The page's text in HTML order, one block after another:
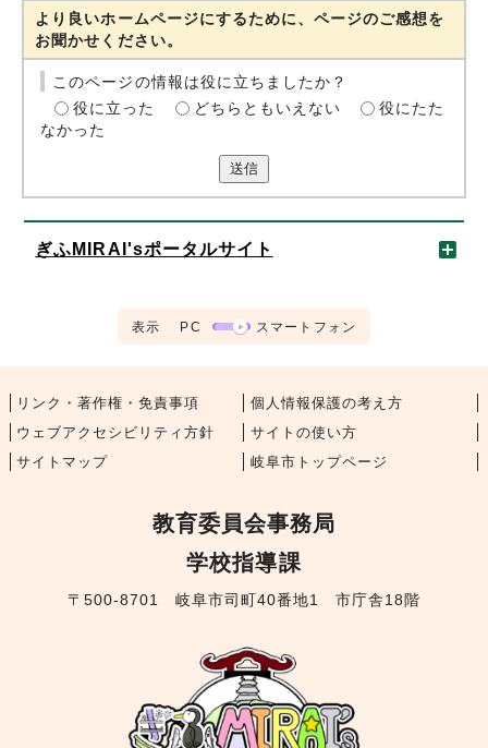
より良いホームページにするために、ページのご感想を
お聞かせください。
このページの情報は役に立ちましたか？
役に立った
どちらともいえない
役にたた
なかった
送信
ぎふMIRAI'sポータルサイト
表示 PC スマートフォン
リンク・著作権・免責事項
個人情報保護の考え方
ウェブアクセシビリティ方針
サイトの使い方
サイトマップ
岐阜市トップページ
教育委員会事務局
学校指導課
〒500-8701 岐阜市司町40番地1 市庁舎18階